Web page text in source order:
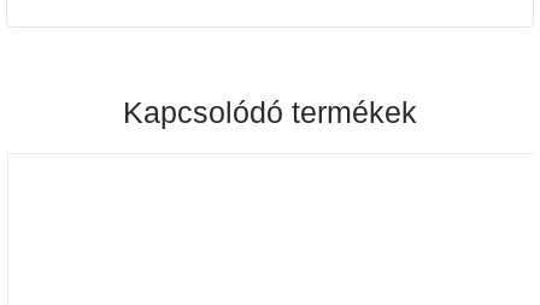
Szezonális
Kapcsolódó termékek